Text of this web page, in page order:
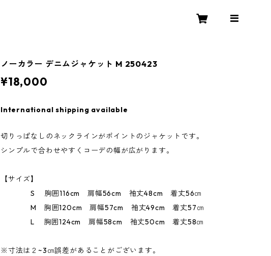
ノーカラー デニムジャケット M 250423
¥18,000
International shipping available
切りっぱなしのネックラインがポイントのジャケットです。
シンプルで合わせやすくコーデの幅が広がります。
【サイズ】
S 胸囲116cm 肩幅56cm 袖丈48cm 着丈56㎝
M 胸囲120cm 肩幅57cm 袖丈49cm 着丈57㎝
L 胸囲124cm 肩幅58cm 袖丈50cm 着丈58㎝
※寸法は２~3㎝誤差があることがございます。